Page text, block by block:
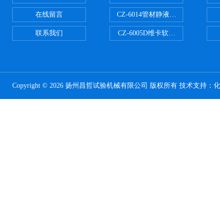
在线留言
联系我们
CZ-6014管材静液压爆破试验机
CZ-6005D维卡软化点温度测定仪
Copyright © 2026 扬州昌哲试验机械有限公司 版权所有 技术支持：